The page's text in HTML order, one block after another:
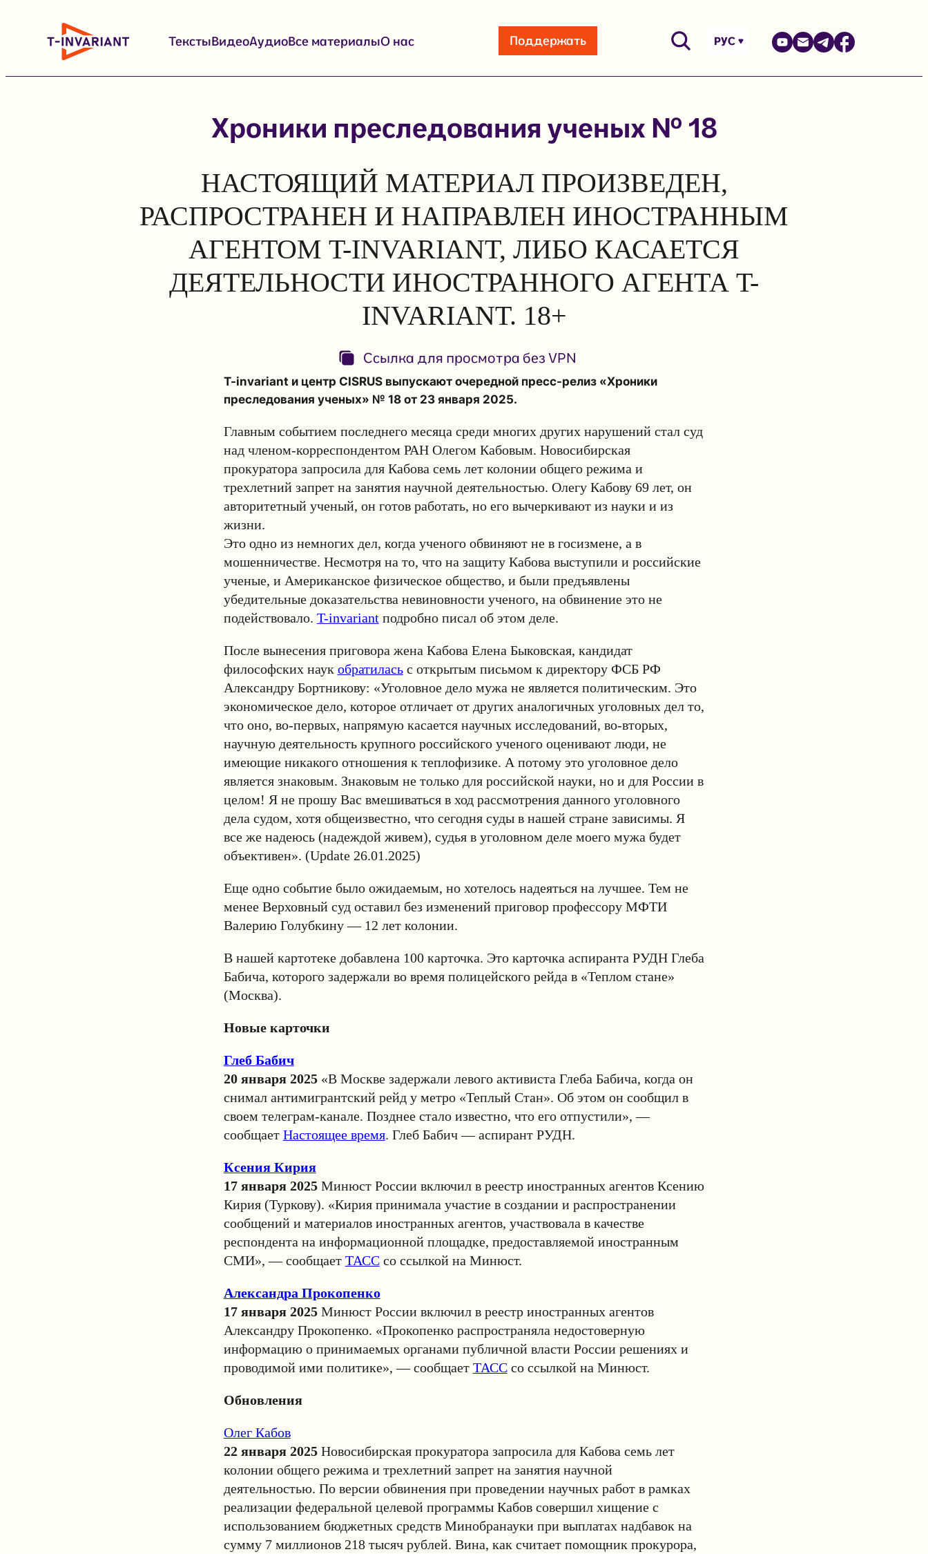
содержимому
ТекстыВидеоАудиоВсе материалыО нас Поддержать РУС
Хроники преследования ученых № 18
НАСТОЯЩИЙ МАТЕРИАЛ ПРОИЗВЕДЕН,
РАСПРОСТРАНЕН И НАПРАВЛЕН ИНОСТРАННЫМ
АГЕНТОМ T-INVARIANT, ЛИБО КАСАЕТСЯ
ДЕЯТЕЛЬНОСТИ ИНОСТРАННОГО АГЕНТА T-
INVARIANT. 18+
Ссылка для просмотра без VPN
T-invariant и центр CISRUS выпускают очередной пресс-релиз «Хроники
преследования ученых» № 18 от 23 января 2025.
Главным событием последнего месяца среди многих других нарушений стал суд
над членом-корреспондентом РАН Олегом Кабовым. Новосибирская
прокуратора запросила для Кабова семь лет колонии общего режима и
трехлетний запрет на занятия научной деятельностью. Олегу Кабову 69 лет, он
авторитетный ученый, он готов работать, но его вычеркивают из науки и из
жизни.
Это одно из немногих дел, когда ученого обвиняют не в госизмене, а в
мошенничестве. Несмотря на то, что на защиту Кабова выступили и российские
ученые, и Американское физическое общество, и были предъявлены
убедительные доказательства невиновности ученого, на обвинение это не
подействовало. T-invariantподробно писал об этом деле.
После вынесения приговора жена Кабова Елена Быковская, кандидат
философских наук обратиласьс открытым письмом к директору ФСБ РФ
Александру Бортникову: «Уголовное дело мужа не является политическим. Это
экономическое дело, которое отличает от других аналогичных уголовных дел то,
что оно, во-первых, напрямую касается научных исследований, во-вторых,
научную деятельность крупного российского ученого оценивают люди, не
имеющие никакого отношения к теплофизике. А потому это уголовное дело
является знаковым. Знаковым не только для российской науки, но и для России в
целом! Я не прошу Вас вмешиваться в ход рассмотрения данного уголовного
дела судом, хотя общеизвестно, что сегодня суды в нашей стране зависимы. Я
все же надеюсь (надеждой живем), судья в уголовном деле моего мужа будет
объективен». (Update 26.01.2025)
Еще одно событие было ожидаемым, но хотелось надеяться на лучшее. Тем не
менее Верховный суд оставил без изменений приговор профессору МФТИ
Валерию Голубкину — 12 лет колонии.
В нашей картотеке добавлена 100 карточка. Это карточка аспиранта РУДН Глеба
Бабича, которого задержали во время полицейского рейда в «Теплом стане»
(Москва).
Новые карточки
Глеб Бабич
20 января 2025«В Москве задержали левого активиста Глеба Бабича, когда он
снимал антимигрантский рейд у метро «Теплый Стан». Об этом он сообщил в
своем телеграм-канале. Позднее стало известно, что его отпустили», —
сообщает Настоящее время. Глеб Бабич — аспирант РУДН.
Ксения Кирия
17 января 2025Минюст России включил в реестр иностранных агентов Ксению
Кирия (Туркову). «Кирия принимала участие в создании и распространении
сообщений и материалов иностранных агентов, участвовала в качестве
респондента на информационной площадке, предоставляемой иностранным
СМИ», — сообщает ТАССсо ссылкой на Минюст.
Александра Прокопенко
17 января 2025Минюст России включил в реестр иностранных агентов
Александру Прокопенко. «Прокопенко распространяла недостоверную
информацию о принимаемых органами публичной власти России решениях и
проводимой ими политике», — сообщает ТАССсо ссылкой на Минюст.
Обновления
Олег Кабов
22 января 2025 Новосибирская прокуратора запросила для Кабова семь лет
колонии общего режима и трехлетний запрет на занятия научной
деятельностью. По версии обвинения при проведении научных работ в рамках
реализации федеральной целевой программы Кабов совершил хищение с
использованием бюджетных средств Минобранауки при выплатах надбавок на
сумму 7 миллионов 218 тысяч рублей. Вина, как считает помощник прокурора,